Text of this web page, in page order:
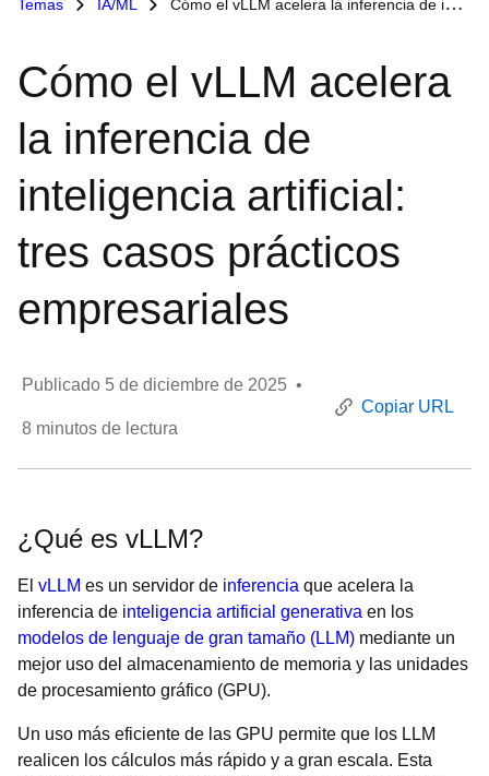
Temas IA/ML Cómo el vLLM acelera la inferencia de inteligencia artificial: tres casos prácticos empresariales
Cómo el vLLM acelera
la inferencia de
inteligencia artificial:
tres casos prácticos
empresariales
Publicado 5 de diciembre de 2025 •
8 minutos de lectura
Copiar URL
¿Qué es vLLM?
El vLLM es un servidor de inferencia que acelera la
inferencia de inteligencia artificial generativa en los
modelos de lenguaje de gran tamaño (LLM) mediante un
mejor uso del almacenamiento de memoria y las unidades
de procesamiento gráfico (GPU).
Un uso más eficiente de las GPU permite que los LLM
realicen los cálculos más rápido y a gran escala. Esta